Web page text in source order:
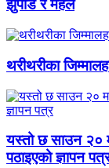
झुपडि र महल
थरीथरीका
यस्तो छ साउन २०
पठाइएको ज्ञापन